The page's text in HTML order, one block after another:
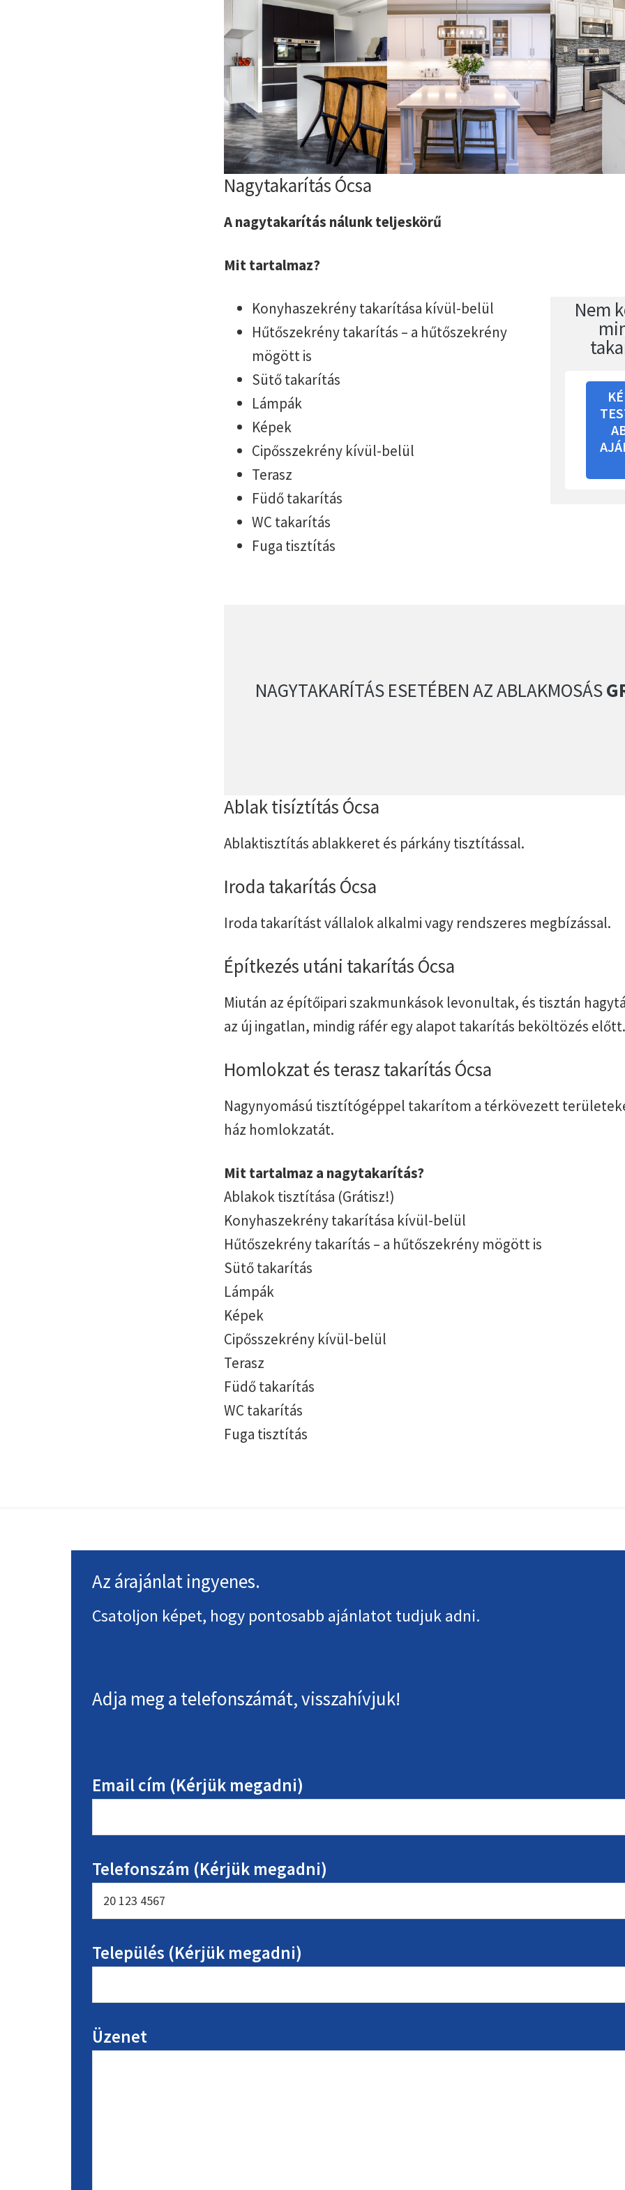
Nagytakarítás Ócsa
A nagytakarítás nálunk teljeskörű
Mit tartalmaz?
Konyhaszekrény takarítása kívül-belül
Hűtőszekrény takarítás – a hűtőszekrény
mögött is
Sütő takarítás
Lámpák
Képek
Cipősszekrény kívül-belül
Terasz
Füdő takarítás
WC takarítás
Fuga tisztítás
Nem
NAGYTAKARÍTÁS ESETÉBEN AZ ABLAKMOSÁS
Ablak tisíztítás Ócsa
Ablaktisztítás ablakkeret és párkány tisztítással.
Iroda takarítás Ócsa
Iroda takarítást vállalok alkalmi vagy rendszeres megbízással.
Építkezés utáni takarítás Ócsa
Miután az építőipari szakmunkások levonultak, és tisztán
az új ingatlan, mindig ráfér egy alapot takarítás beköltözés előtt.
Homlokzat és terasz takarítás Ócsa
Nagynyomású tisztítógéppel takarítom a térkövezett
ház homlokzatát.
Mit tartalmaz a nagytakarítás?
Ablakok tisztítása (Grátisz!)
Konyhaszekrény takarítása kívül-belül
Hűtőszekrény takarítás – a hűtőszekrény mögött is
Sütő takarítás
Lámpák
Képek
Cipősszekrény kívül-belül
Terasz
Füdő takarítás
WC takarítás
Fuga tisztítás
Az árajánlat ingyenes.
Csatoljon képet, hogy pontosabb ajánlatot tudjuk adni.
Adja meg a telefonszámát, visszahívjuk!
Email cím (Kérjük megadni)
Telefonszám (Kérjük megadni)
Település (Kérjük megadni)
Üzenet